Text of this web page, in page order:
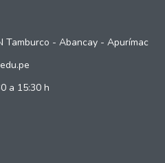
Tamburco - Abancay - Apurímac
a 15:30 h